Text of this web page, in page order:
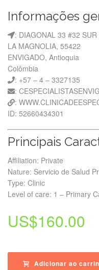
Informações
: DIAGONAL 33 #32 SUR
LA MAGNOLIA, 55422
ENVIGADO, Antioquia
Colômbia
: +57 – 4 – 3327135
:
:
ID: 52660434301
Principais
Affiliation: Private
Nature: Servicio de Salud
Type: Clinic
Level of care: 1 – Primary
US$160.00
Adicionar ao